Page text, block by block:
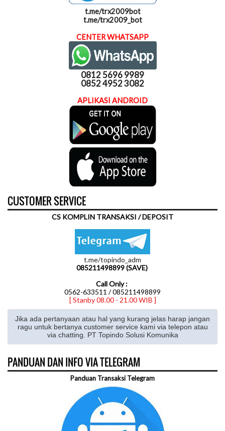
t.me/trx2009bot
t.me/trx2009_bot
CENTER WHATSAPP
0812 5696 9989
0852 4952 3082
APLIKASI ANDROID
CUSTOMER SERVICE
CS KOMPLIN TRANSAKSI / DEPOSIT
t.me/topindo_adm
085211498899 (SAVE)
Call Only :
0562-633511 / 085211498899
[ Stanby 08.00 - 21.00 WIB ]
Jika ada pertanyaan atau hal yang kurang jelas harap jangan
ragu untuk bertanya customer service kami via telepon atau
via chatting. PT Topindo Solusi Komunika
PANDUAN DAN INFO VIA TELEGRAM
Panduan Transaksi Telegram